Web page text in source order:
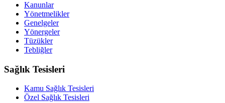
Kanunlar
Yönetmelikler
Genelgeler
Yönergeler
Tüzükler
Tebliğler
Sağlık Tesisleri
Kamu Sağlık Tesisleri
Özel Sağlık Tesisleri